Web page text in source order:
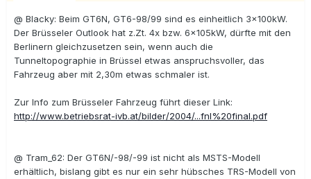
@ Blacky: Beim GT6N, GT6-98/99 sind es einheitlich 3x100kW.
Der Brüsseler Outlook hat z.Zt. 4x bzw. 6x105kW, dürfte mit den
Berlinern gleichzusetzen sein, wenn auch die
Tunneltopographie in Brüssel etwas anspruchsvoller, das
Fahrzeug aber mit 2,30m etwas schmaler ist.
Zur Info zum Brüsseler Fahrzeug führt dieser Link:
http://www.betriebsrat-ivb.at/bilder/2004/...fnl%20final.pdf
@ Tram_62: Der GT6N/-98/-99 ist nicht als MSTS-Modell
erhältlich, bislang gibt es nur ein sehr hübsches TRS-Modell von